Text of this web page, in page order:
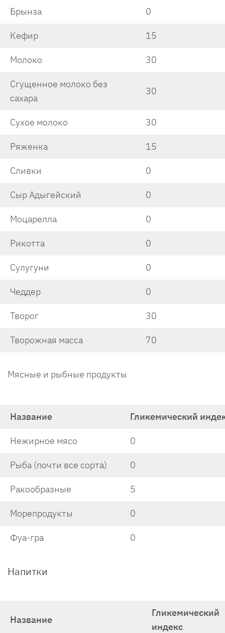
Брынза 0
Кефир 15
Молоко 30
Сгущенное молоко без
сахара
30
Сухое молоко 30
Ряженка 15
Сливки 0
Сыр Адыгейский 0
Моцарелла 0
Рикотта 0
Сулугуни 0
Чеддер 0
Творог 30
Творожная масса 70
Мясные и рыбные продукты
Название Гликемический
Нежирное мясо 0
Рыба (почти все сорта) 0
Ракообразные 5
Морепродукты 0
Фуа-гра 0
Напитки
Название
Гликемический
индекс